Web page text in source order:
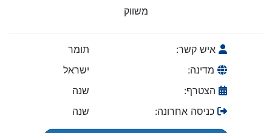
משווק
איש קשר:
תומר
מדינה:
ישראל
הצטרף:
שנה
כניסה אחרונה:
שנה